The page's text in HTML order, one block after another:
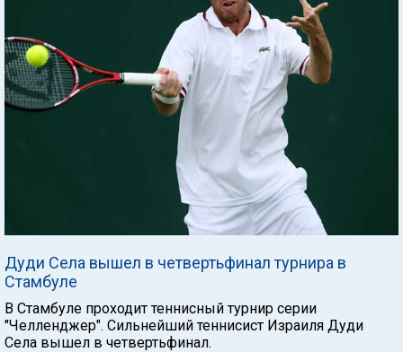
Дуди Села вышел в четвертьфинал турнира в
Стамбуле
В Стамбуле проходит теннисный турнир серии
"Челленджер". Сильнейший теннисист Израиля Дуди
Села вышел в четвертьфинал.